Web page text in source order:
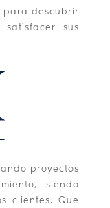
descubrir
sus
proyectos
siendo
clientes. Que